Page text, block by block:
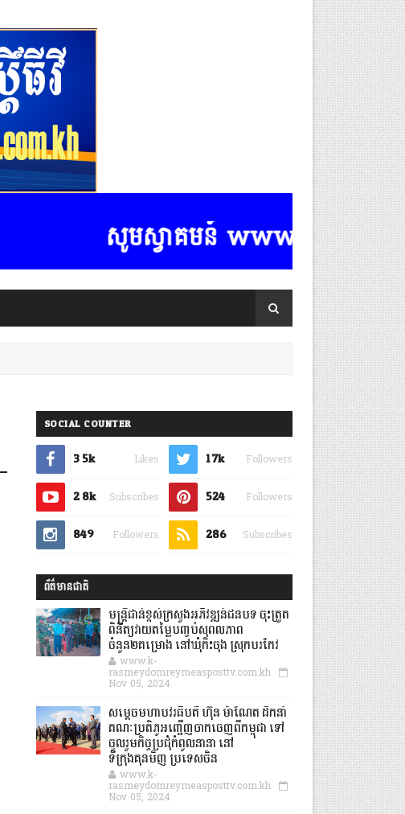
សូមស្វាគមន៍ www.k-
SOCIAL COUNTER
3.5k Likes 1.7k Followers
2.8k Subscribes 524 Followers
849 Followers 286 Subscribes
ព័ត៌មានជាតិ
មន្ត្រីជាន់ខ្ពស់ក្រសួងអភិវឌ្ឍន៍ជនបទ ចុះត្រួត
ពិនិត្យវាយតម្លៃបញ្ចប់សុពលភាព
ចំនួន២គម្រោង នៅឃុំកិះចុង ស្រុកបរកែវ
www.k-
rasmeydomreymeasposttv.com.kh
Nov 05, 2024
សម្តេចមហាបវរធិបតី ហ៊ុន ម៉ាណែត ដឹកនាំ
គណៈប្រតិភូអញ្ជើញចាកចេញពីកម្ពុជា ទៅ
ចូលរួមកិច្ចប្រជុំកំពូលនានា នៅ
ទីក្រុងគុនមិញ ប្រទេសចិន
www.k-
rasmeydomreymeasposttv.com.kh
Nov 05, 2024